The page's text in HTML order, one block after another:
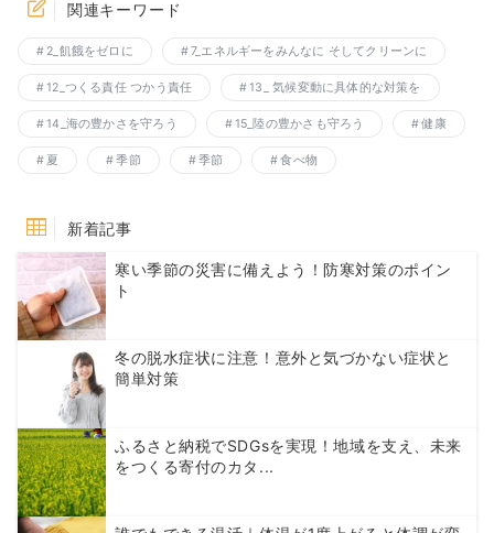
関連キーワード
2_飢餓をゼロに 7_エネルギーをみんなに そしてクリーンに
12_つくる責任 つかう責任 13_ 気候変動に具体的な対策を
14_海の豊かさを守ろう 15_陸の豊かさも守ろう 健康
夏 季節 季節 食べ物
新着記事
寒い季節の災害に備えよう！防寒対策のポイン
ト
冬の脱水症状に注意！意外と気づかない症状と
簡単対策
ふるさと納税でSDGsを実現！地域を支え、未来
をつくる寄付のカタ...